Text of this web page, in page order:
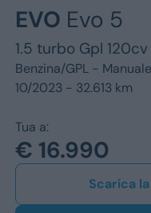
EVO Evo 5
1.5 turbo Gpl 120cv
Benzina/GPL - Manuale
10/2023 - 32.613 km
Tua a:
€ 16.990
Scarica